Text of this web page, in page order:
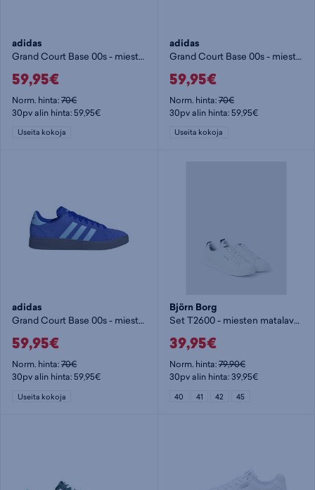
adidas
Grand Court Base 00s - miesten matalavartiset tennarit
59,95€
Norm. hinta:70€
30pv alin hinta: 59,95€
Useita kokoja
adidas
Grand Court Base 00s - miesten matalavartiset tennarit
59,95€
Norm. hinta:70€
30pv alin hinta: 59,95€
Useita kokoja
adidas
Grand Court Base 00s - miesten matalavartiset tennarit
59,95€
Norm. hinta:70€
30pv alin hinta: 59,95€
Useita kokoja
Björn Borg
Set T2600 - miesten matalavartiset tennarit
39,95€
Norm. hinta:79,90€
30pv alin hinta: 39,95€
40 41 42 45